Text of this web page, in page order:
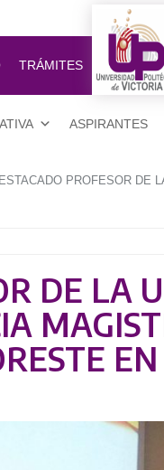
TRÁMITES
ASPIRANTES
PROFESOR DE
DE LA